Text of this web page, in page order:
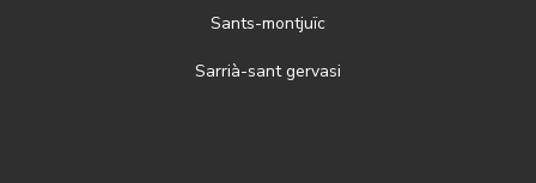
Sants-montjuïc
Sarrià-sant gervasi